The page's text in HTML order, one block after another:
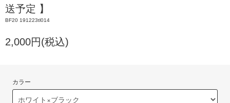
送予定 】
BF20 191223tl014
2,000円(税込)
カラー